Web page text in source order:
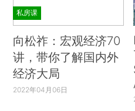
私房课
向松祚：宏观经济70
讲，带你了解国内外
经济大局
2022年04月06日